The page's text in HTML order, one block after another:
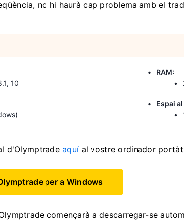
no hi haurà cap problema amb el
10
RAM:
Espai
d'Olymptradeaquí al vostre ordinador
per a Windows
començarà a descarregar-se